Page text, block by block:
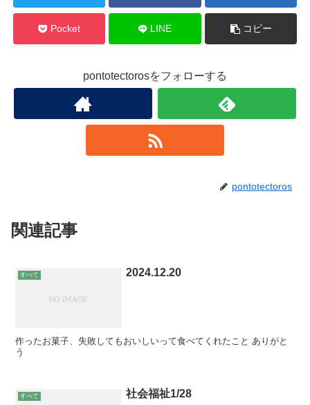
Pocket LINE コピー
pontotectorosをフォローする
pontotectoros
関連記事
すべて 2024.12.20
作ったお菓子、失敗してもおいしいって食べてくれたこと ありがと
う
すべて 社会福祉1/28